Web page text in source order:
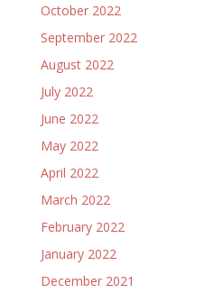
October 2022
September 2022
August 2022
July 2022
June 2022
May 2022
April 2022
March 2022
February 2022
January 2022
December 2021